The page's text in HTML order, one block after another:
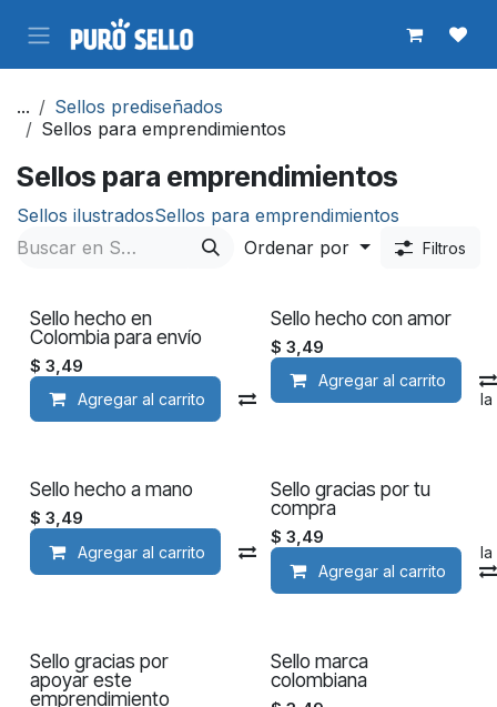
Ir al contenido
...
Sellos prediseñados
Sellos para emprendimientos
Sellos para emprendimientos
Sellos ilustradosSellos para emprendimientos
Ordenar por
Filtros
Sello hecho en
Colombia para envío
$ 3,49
Agregar al carrito Compara Agregar a
Sello hecho con amor
$ 3,49
Agregar al carrito
Sello hecho a mano
$ 3,49
Agregar al carrito Compara Agregar a
Sello gracias por tu
compra
$ 3,49
Agregar al carrito
Sello gracias por
apoyar este
emprendimiento
Sello marca
colombiana